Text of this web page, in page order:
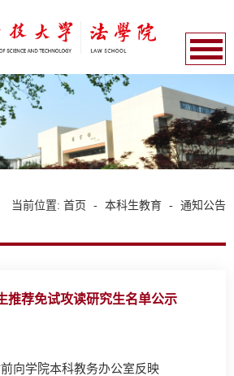
当前位置: 首页 - 本科生教育 - 通知公告
推荐免试攻读研究生名单公示
向学院本科教务办公室反映